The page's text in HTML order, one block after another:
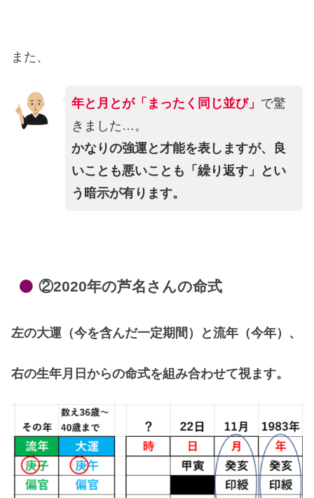
また、
年と月とが「まったく同じ並び」 で驚
きました…。
かなりの強運と才能を表しますが、良
いことも悪いことも「繰り返す」とい
う暗示が有ります。
②2020年の芦名さんの命式
左の大運（今を含んだ一定期間）と流年（今年）、
右の生年月日からの命式を組み合わせて視ます。